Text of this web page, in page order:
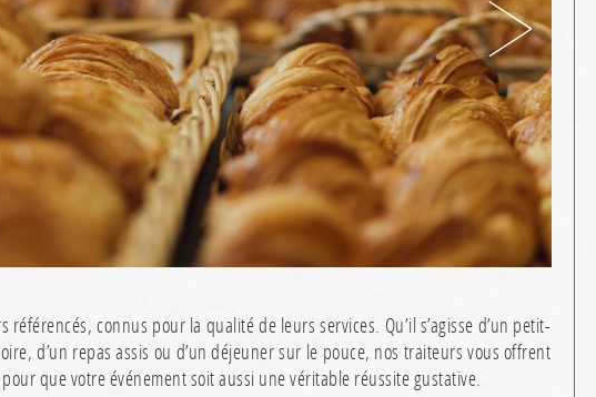
référencés, connus pour la qualité de leurs services. Qu’il s’agisse d’un petit-
d’un repas assis ou d’un déjeuner sur le pouce, nos traiteurs vous offrent
que votre événement soit aussi une véritable réussite gustative.